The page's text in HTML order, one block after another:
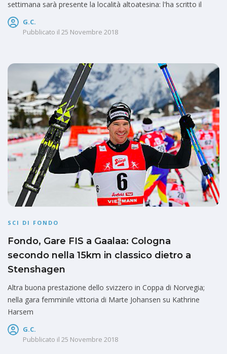
settimana sarà presente la località altoatesina: l'ha scritto il
G.C.
Pubblicato il 25 Novembre 2018
SCI DI FONDO
Fondo, Gare FIS a Gaalaa: Cologna
secondo nella 15km in classico dietro a
Stenshagen
Altra buona prestazione dello svizzero in Coppa di Norvegia;
nella gara femminile vittoria di Marte Johansen su Kathrine
Harsem
G.C.
Pubblicato il 25 Novembre 2018